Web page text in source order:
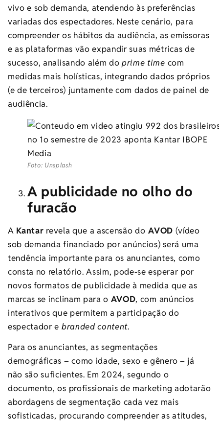
vivo e sob demanda, atendendo às preferências
variadas dos espectadores. Neste cenário, para
compreender os hábitos da audiência, as emissoras
e as plataformas vão expandir suas métricas de
sucesso, analisando além doprime time com
medidas mais holísticas, integrando dados próprios
(e de terceiros) juntamente com dados de painel de
audiência.
Foto: Unsplash
A publicidade no olho do
furacão
A Kantar revela que a ascensão do AVOD (vídeo
sob demanda financiado por anúncios) será uma
tendência importante para os anunciantes, como
consta no relatório. Assim, pode-se esperar por
novos formatos de publicidade à medida que as
marcas se inclinam para o AVOD, com anúncios
interativos que permitem a participação do
espectador e branded content.
Para os anunciantes, as segmentações
demográficas – como idade, sexo e gênero – já
não são suficientes. Em 2024, segundo o
documento, os profissionais de marketing adotarão
abordagens de segmentação cada vez mais
sofisticadas, procurando compreender as atitudes,